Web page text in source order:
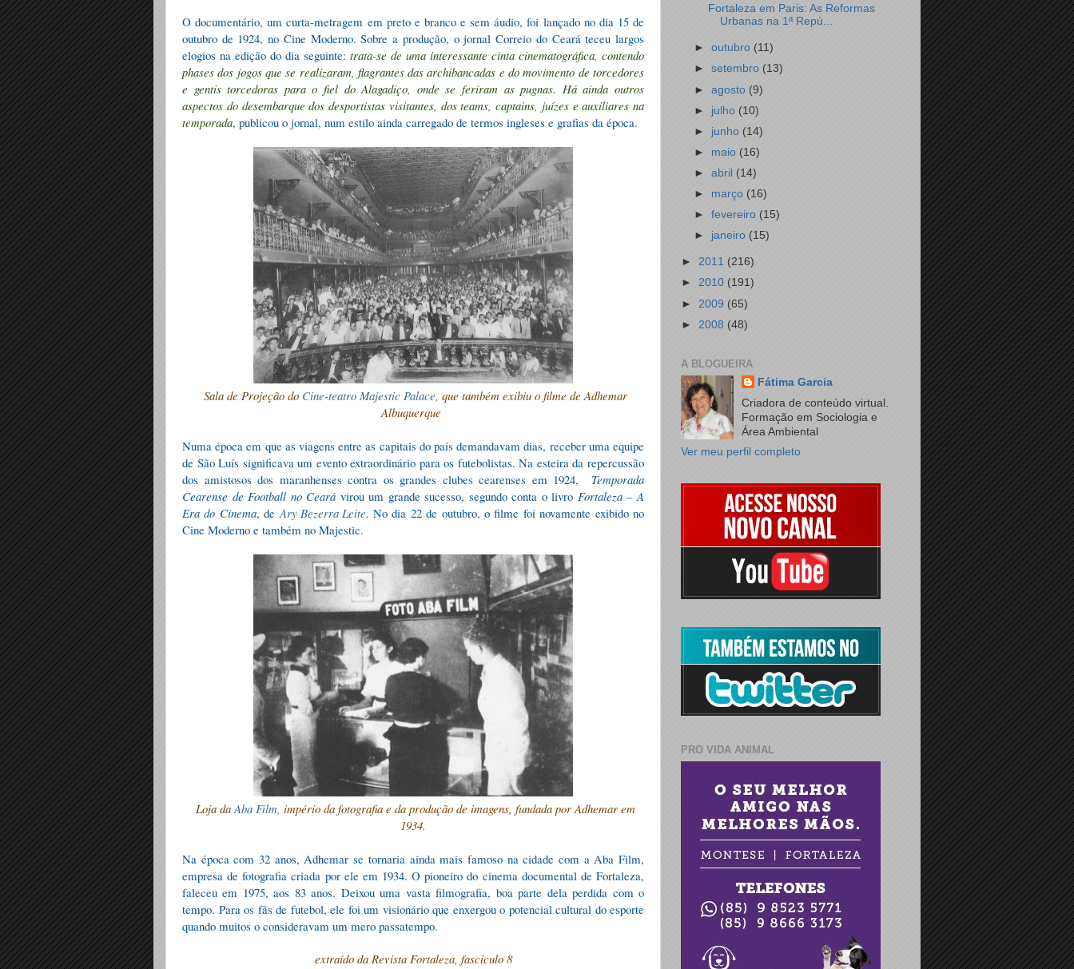
O documentário, um curta-metragem em preto e branco e sem áudio, foi lançado no dia 15 de
outubro de 1924, no Cine Moderno. Sobre a produção, o jornal Correio do Ceará teceu largos
elogios na edição do dia seguinte: trata-se de uma interessante cinta cinematográfica, contendo
phases dos jogos que se realizaram, flagrantes das archibancadas e do movimento de torcedores
e gentis torcedoras para o fiel do Alagadiço, onde se feriram as pugnas. Há ainda outros
aspectos do desembarque dos desportistas visitantes, dos teams, captains, juízes e auxiliares na
temporada, publicou o jornal, num estilo ainda carregado de termos ingleses e grafias da época.
Sala de Projeção do Cine-teatro Majestic Palace, que também exibiu o filme de Adhemar
Albuquerque
Numa época em que as viagens entre as capitais do país demandavam dias, receber uma equipe
de São Luís significava um evento extraordinário para os futebolistas. Na esteira da repercussão
dos amistosos dos maranhenses contra os grandes clubes cearenses em 1924, Temporada
Cearense de Football no Ceará virou um grande sucesso, segundo conta o livro Fortaleza – A
Era do Cinema, deAry Bezerra Leite. No dia 22 de outubro, o filme foi novamente exibido no
Cine Moderno e também no Majestic.
Loja daAba Film, império da fotografia e da produção de imagens, fundada por Adhemar em
1934.
Na época com 32 anos, Adhemar se tornaria ainda mais famoso na cidade com a Aba Film,
empresa de fotografia criada por ele em 1934. O pioneiro do cinema documental de Fortaleza,
faleceu em 1975, aos 83 anos. Deixou uma vasta filmografia, boa parte dela perdida com o
tempo. Para os fãs de futebol, ele foi um visionário que enxergou o potencial cultural do esporte
quando muitos o consideravam um mero passatempo.
extraído da Revista Fortaleza, fasciculo 8
Fortaleza em Paris: As Reformas
Urbanas na 1ª Repú...
►outubro (11)
►setembro (13)
►agosto (9)
► julho (10)
► junho (14)
► maio(16)
►abril (14)
► março (16)
►fevereiro (15)
► janeiro (15)
► 2011 (216)
► 2010 (191)
► 2009 (65)
► 2008 (48)
A BLOGUEIRA
Fátima Garcia
Criadora de conteúdo virtual.
Formação em Sociologia e
Área Ambiental
Ver meu perfil completo
PRO VIDA ANIMAL